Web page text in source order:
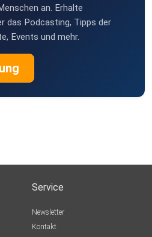
an. Erhalte
das Podcasting, Tipps der
Events und mehr.
Service
Newsletter
Kontakt